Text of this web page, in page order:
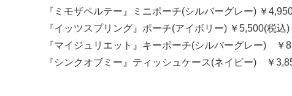
『ミモザペルテー』ミニポーチ(シルバーグレー) ￥
『イッツスプリング』ポーチ(アイボリー) ￥5,500(税込
『マイジュリエット』キーポーチ(シルバーグレー)
『シンクオブミー』ティッシュケース(ネイビー) ￥